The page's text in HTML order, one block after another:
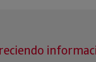
Pública